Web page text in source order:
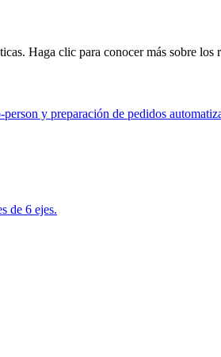
Haga clic para conocer más sobre los
y preparación de pedidos
de 6 ejes.